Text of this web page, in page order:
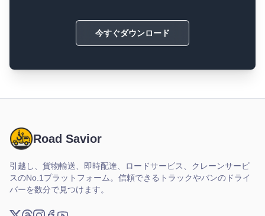
今すぐダウンロード
Road Savior
引越し、貨物輸送、即時配達、ロードサービス、クレーンサービ
スのNo.1プラットフォーム。信頼できるトラックやバンのドライ
バーを数分で見つけます。